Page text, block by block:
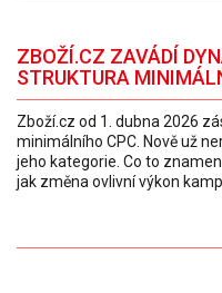
ZBOŽÍ.CZ ZAVÁDÍ
STRUKTURA
Zboží.cz od 1. dubna 2026
minimálního CPC. Nově už
jeho kategorie. Co to
jak změna ovlivní výkon